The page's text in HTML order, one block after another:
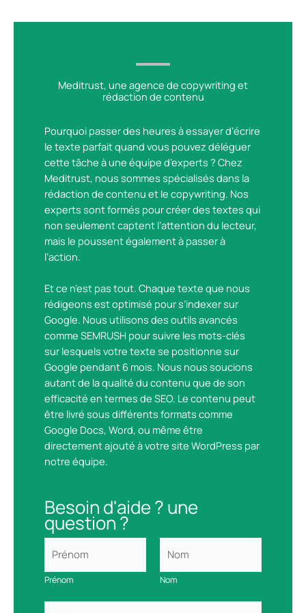
Meditrust, une agence de copywriting et
rédaction de contenu
Pourquoi passer des heures à essayer d’écrire
le texte parfait quand vous pouvez déléguer
cette tâche à une équipe d’experts ? Chez
Meditrust, nous sommes spécialisés dans la
rédaction de contenu et le copywriting. Nos
experts sont formés pour créer des textes qui
non seulement captent l’attention du lecteur,
mais le poussent également à passer à
l’action.
Et ce n’est pas tout. Chaque texte que nous
rédigeons est optimisé pour s’indexer sur
Google. Nous utilisons des outils avancés
comme SEMRUSH pour suivre les mots-clés
sur lesquels votre texte se positionne sur
Google pendant 6 mois. Nous nous soucions
autant de la qualité du contenu que de son
efficacité en termes de SEO. Le contenu peut
être livré sous différents formats comme
Google Docs, Word, ou même être
directement ajouté à votre site WordPress par
notre équipe.
Besoin d'aide ? une
question ?
m
Prénom Nom